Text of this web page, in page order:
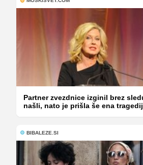
Partner zvezdnice izginil brez
našli, nato je prišla še ena
BIBALEZE.SI